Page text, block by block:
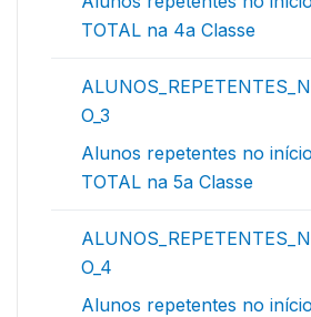
TOTAL na 4a Classe
O_3
Alunos repetentes no
TOTAL na 5a Classe
O_4
Alunos repetentes no